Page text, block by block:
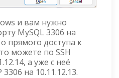
и вам нужно
MySQL 3306 на
прямого доступа к
можете по SSH
а уже с неё
на 10.11.12.13.